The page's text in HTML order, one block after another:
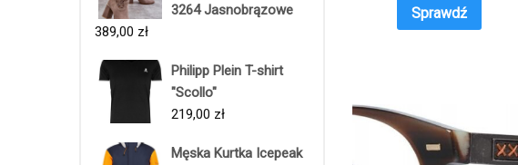
3264 Jasnobrązowe
389,00 zł
Philipp Plein T-shirt
"Scollo"
219,00 zł
Męska Kurtka Icepeak
Sprawdź